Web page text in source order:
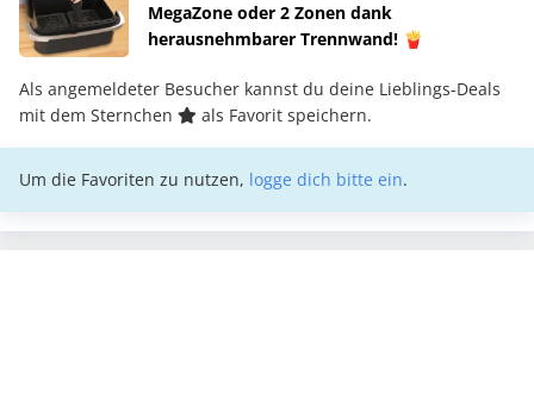
MegaZone oder 2 Zonen dank
herausnehmbarer Trennwand! 🍟
Als angemeldeter Besucher kannst du deine Lieblings-Deals
mit dem Sternchen
als Favorit speichern.
Um die Favoriten zu nutzen, logge dich bitte ein.